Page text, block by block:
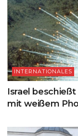
INTERNATIONALES
Israel
mit weißem